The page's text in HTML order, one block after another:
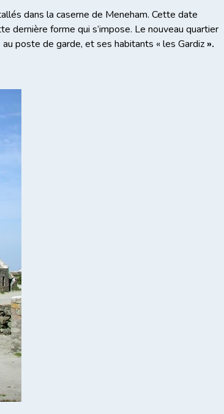
dans la caserne de Meneham. Cette date
dernière forme qui s’impose. Le nouveau quartier
poste de garde, et ses habitants « les Gardiz ».